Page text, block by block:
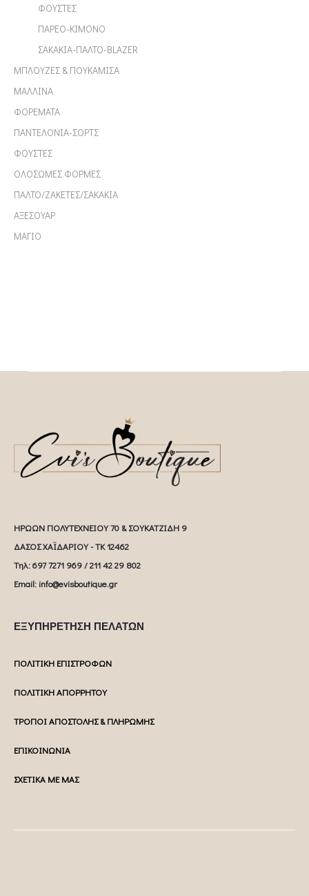
ΦΟΥΣΤΕΣ
ΠΑΡΕΟ-ΚΙΜΟΝΟ
ΣΑΚΑΚΙΑ-ΠΑΛΤΟ-BLAZER
ΜΠΛΟΥΖΕΣ & ΠΟΥΚΑΜΙΣΑ
ΜΑΛΛΙΝΑ
ΦΟΡΕΜΑΤΑ
ΠΑΝΤΕΛΟΝΙΑ-ΣΟΡΤΣ
ΦΟΥΣΤΕΣ
ΟΛΟΣΩΜΕΣ ΦΟΡΜΕΣ
ΠΑΛΤΟ/ΖΑΚΕΤΕΣ/ΣΑΚΑΚΙΑ
ΑΞΕΣΟΥΑΡ
ΜΑΓΙΟ
ΗΡΩΩΝ ΠΟΛΥΤΕΧΝΕΙΟΥ 70 & ΣΟΥΚΑΤΖΙΔΗ 9
ΔΑΣΟΣ ΧΑΪΔΑΡΙΟΥ - ΤΚ 12462
Tηλ: 697 7271 969 / 211 42 29 802
Email: info@evisboutique.gr
ΕΞΥΠΗΡΕΤΗΣΗ ΠΕΛΑΤΩΝ
ΠΟΛΙΤΙΚΗ ΕΠΙΣΤΡΟΦΩΝ
ΠΟΛΙΤΙΚΗ ΑΠΟΡΡΗΤΟΥ
ΤΡΟΠΟΙ ΑΠΟΣΤΟΛΗΣ & ΠΛΗΡΩΜΗΣ
ΕΠΙΚΟΙΝΩΝΙΑ
ΣΧΕΤΙΚΑ ΜΕ ΜΑΣ